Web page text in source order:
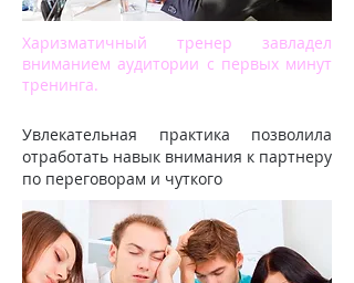
Харизматичный тренер завладел
вниманием аудитории с первых минут
тренинга.
Увлекательная практика позволила
отработать навык внимания к партнеру
по переговорам и чуткого